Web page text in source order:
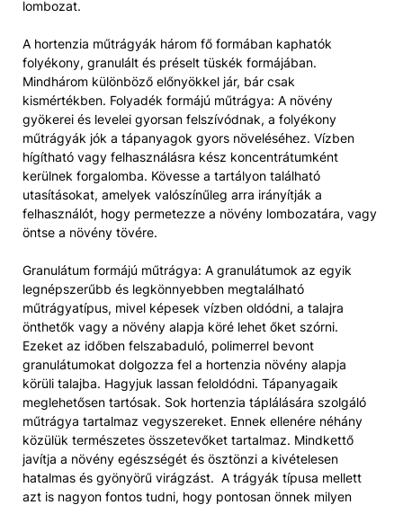
lombozat.
A hortenzia műtrágyák három fő formában kaphatók
folyékony, granulált és préselt tüskék formájában.
Mindhárom különböző előnyökkel jár, bár csak
kismértékben. Folyadék formájú műtrágya: A növény
gyökerei és levelei gyorsan felszívódnak, a folyékony
műtrágyák jók a tápanyagok gyors növeléséhez. Vízben
hígítható vagy felhasználásra kész koncentrátumként
kerülnek forgalomba. Kövesse a tartályon található
utasításokat, amelyek valószínűleg arra irányítják a
felhasználót, hogy permetezze a növény lombozatára, vagy
öntse a növény tövére.
Granulátum formájú műtrágya: A granulátumok az egyik
legnépszerűbb és legkönnyebben megtalálható
műtrágyatípus, mivel képesek vízben oldódni, a talajra
önthetők vagy a növény alapja köré lehet őket szórni.
Ezeket az időben felszabaduló, polimerrel bevont
granulátumokat dolgozza fel a hortenzia növény alapja
körüli talajba. Hagyjuk lassan feloldódni. Tápanyagaik
meglehetősen tartósak. Sok hortenzia táplálására szolgáló
műtrágya tartalmaz vegyszereket. Ennek ellenére néhány
közülük természetes összetevőket tartalmaz. Mindkettő
javítja a növény egészségét és ösztönzi a kivételesen
hatalmas és gyönyörű virágzást. A trágyák típusa mellett
azt is nagyon fontos tudni, hogy pontosan önnek milyen